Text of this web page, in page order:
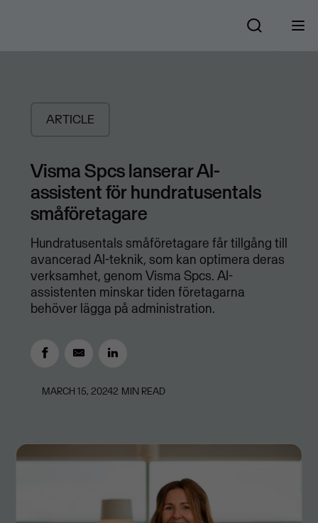
ARTICLE
Visma Spcs lanserar AI-
assistent för hundratusentals
småföretagare
Hundratusentals småföretagare får tillgång till
avancerad AI-teknik, som kan optimera deras
verksamhet, genom Visma Spcs. AI-
assistenten minskar tiden företagarna
behöver lägga på administration.
MARCH 15, 20242 MIN READ